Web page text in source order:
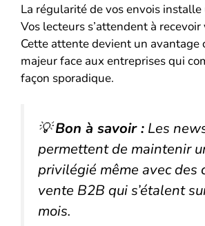
La régularité de vos envois
Vos lecteurs s’attendent à
Cette attente devient un avantage
majeur face aux entreprises qui
façon sporadique.
💡Bon à savoir : Les
permettent de maintenir
privilégié même avec des
vente B2B qui s’étalent
mois.